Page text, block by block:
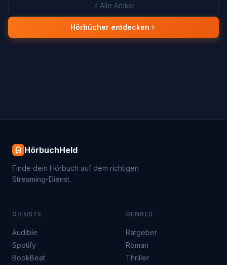
Alle Artikel
Hörbücher entdecken
HörbuchHeld
Finde dein Hörbuch auf dem richtigen
Streaming-Dienst.
DIENSTE
Audible
Spotify
BookBeat
GENRES
Ratgeber
Roman
Thriller